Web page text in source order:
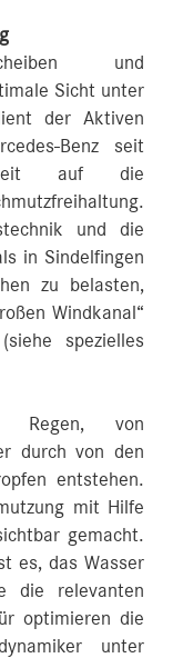
und
Sicht unter
der Aktiven
Benz seit
auf die
und die
in Sindelfingen
zu belasten,
Windkanal“
spezielles
Regen, von
durch von den
entstehen.
mit Hilfe
gemacht.
es, das Wasser
die relevanten
optimieren die
unter